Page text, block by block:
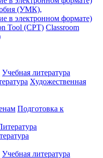
(УМК),
в электронном формате)
Classroom
Учебная литература
Художественная
Подготовка к
Учебная литература